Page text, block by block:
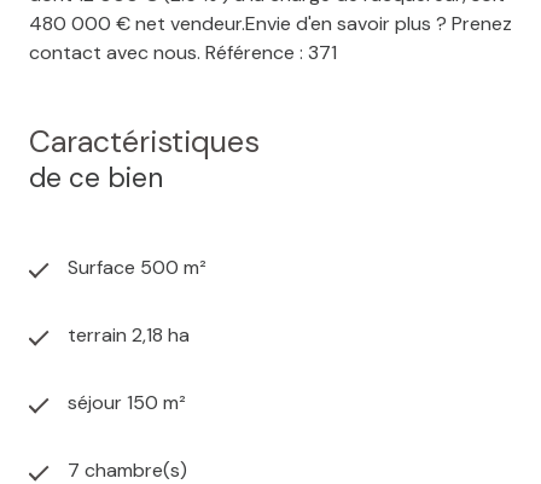
480 000 € net vendeur.Envie d'en savoir plus ? Prenez
contact avec nous. Référence : 371
Caractéristiques
de ce bien
Surface 500 m²
terrain 2,18 ha
séjour 150 m²
7 chambre(s)